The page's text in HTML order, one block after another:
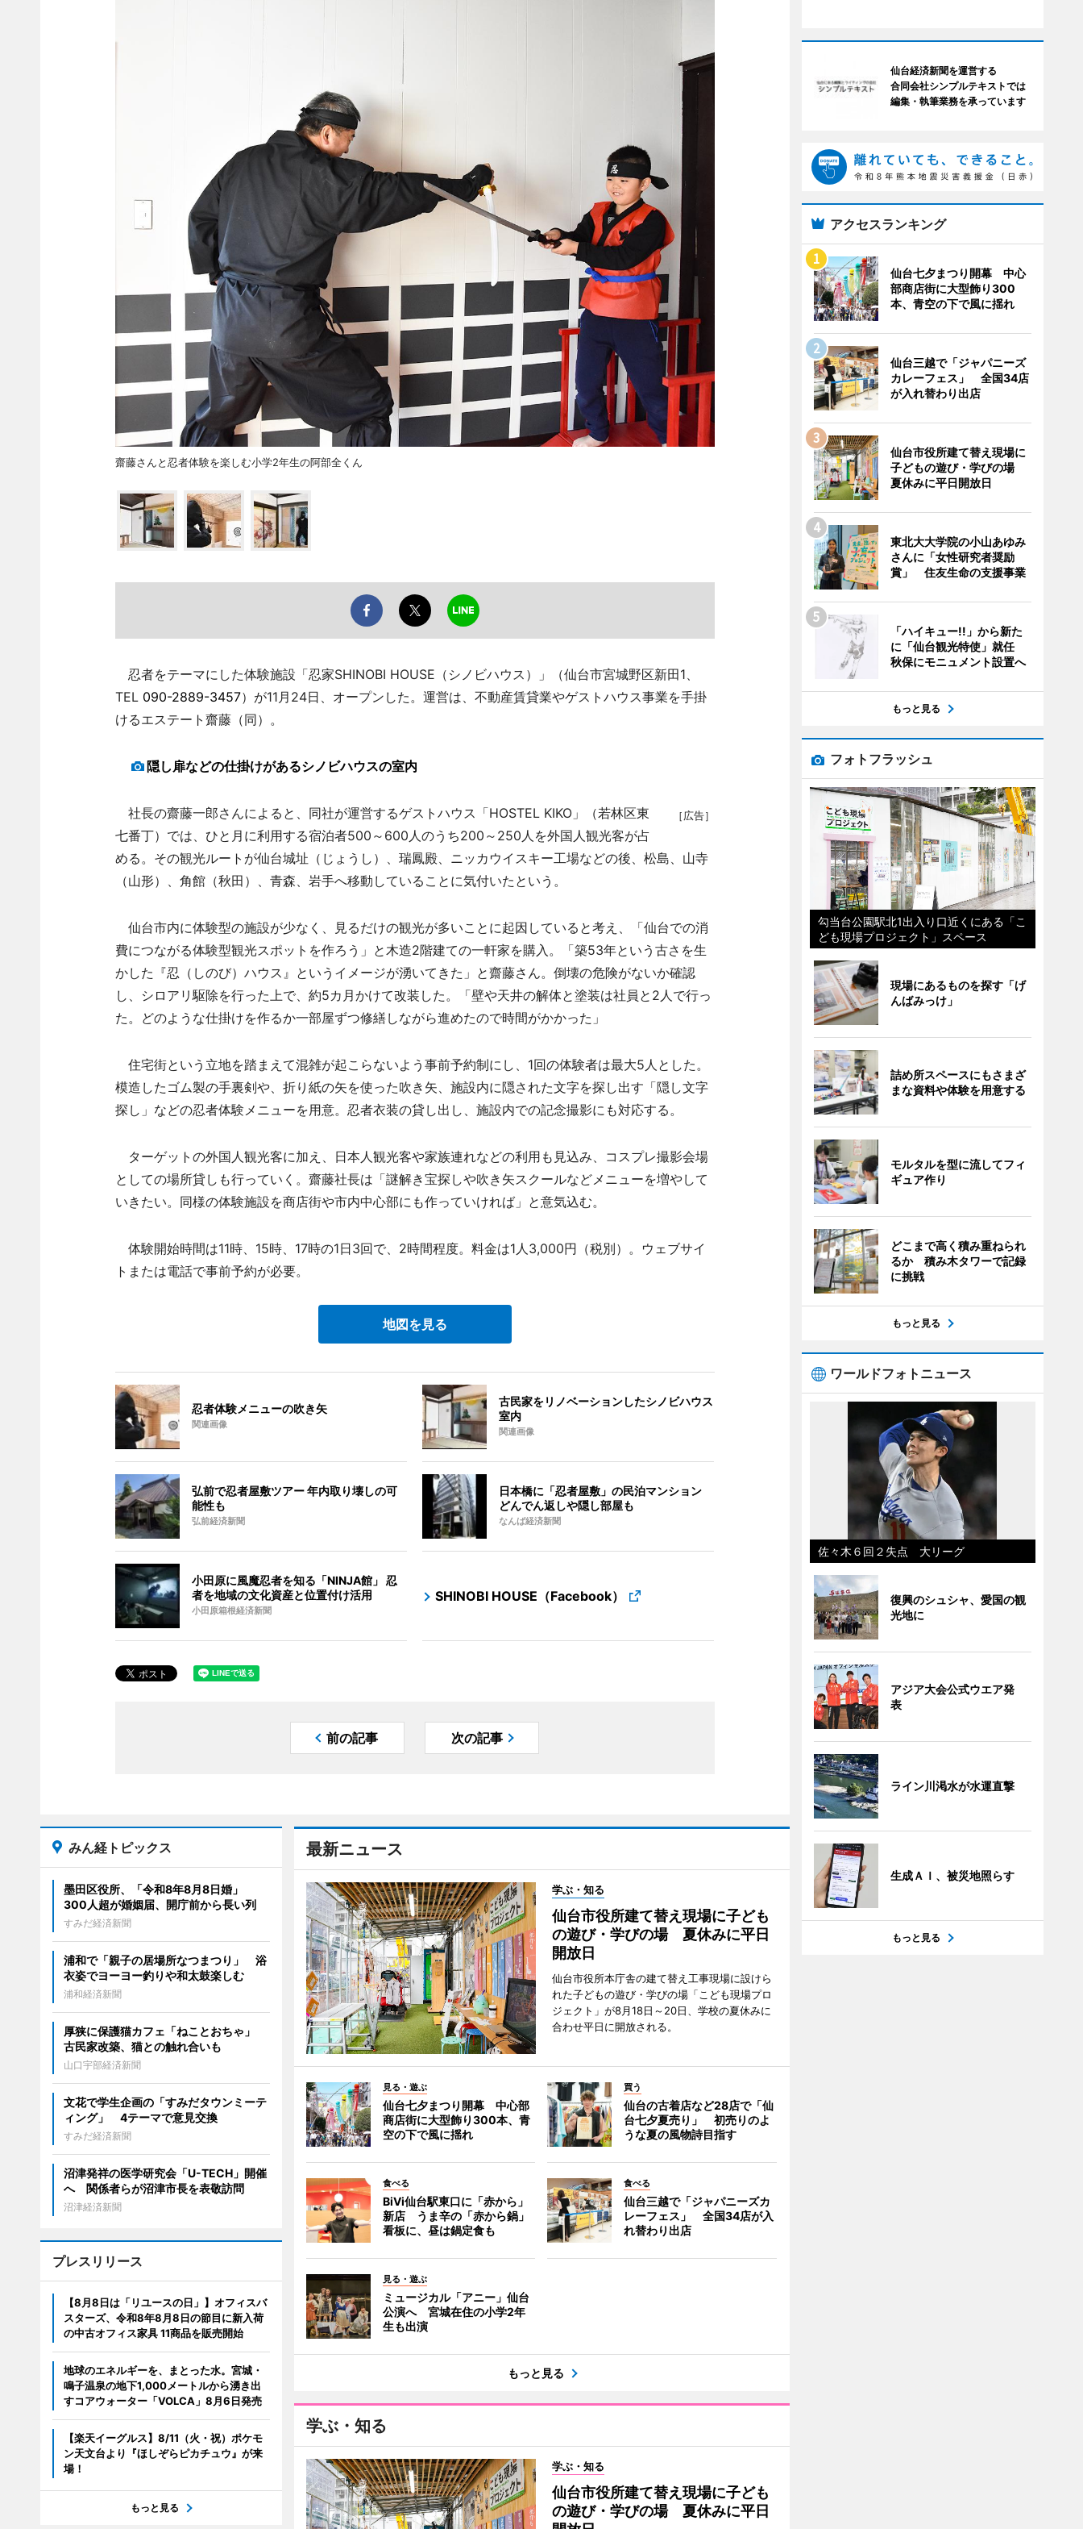
齋藤さんと忍者体験を楽しむ小学2年生の阿部全くん
忍者をテーマにした体験施設「忍家SHINOBI HOUSE（シノビハウス）」（仙台市宮城野区新田1、
TEL 090-2889-3457）が11月24日、オープンした。運営は、不動産賃貸業やゲストハウス事業を手掛
けるエステート齋藤（同）。
隠し扉などの仕掛けがあるシノビハウスの室内
［広告］
社長の齋藤一郎さんによると、同社が運営するゲストハウス「HOSTEL KIKO」（若林区東
七番丁）では、ひと月に利用する宿泊者500～600人のうち200～250人を外国人観光客が占
める。その観光ルートが仙台城址（じょうし）、瑞鳳殿、ニッカウイスキー工場などの後、松島、山寺
（山形）、角館（秋田）、青森、岩手へ移動していることに気付いたという。
仙台市内に体験型の施設が少なく、見るだけの観光が多いことに起因していると考え、「仙台での消
費につながる体験型観光スポットを作ろう」と木造2階建ての一軒家を購入。「築53年という古さを生
かした『忍（しのび）ハウス』というイメージが湧いてきた」と齋藤さん。倒壊の危険がないか確認
し、シロアリ駆除を行った上で、約5カ月かけて改装した。「壁や天井の解体と塗装は社員と2人で行っ
た。どのような仕掛けを作るか一部屋ずつ修繕しながら進めたので時間がかかった」
住宅街という立地を踏まえて混雑が起こらないよう事前予約制にし、1回の体験者は最大5人とした。
模造したゴム製の手裏剣や、折り紙の矢を使った吹き矢、施設内に隠された文字を探し出す「隠し文字
探し」などの忍者体験メニューを用意。忍者衣装の貸し出し、施設内での記念撮影にも対応する。
ターゲットの外国人観光客に加え、日本人観光客や家族連れなどの利用も見込み、コスプレ撮影会場
としての場所貸しも行っていく。齋藤社長は「謎解き宝探しや吹き矢スクールなどメニューを増やして
いきたい。同様の体験施設を商店街や市内中心部にも作っていければ」と意気込む。
体験開始時間は11時、15時、17時の1日3回で、2時間程度。料金は1人3,000円（税別）。ウェブサイ
トまたは電話で事前予約が必要。
地図を見る
忍者体験メニューの吹き矢
関連画像
古民家をリノベーションしたシノビハウス
室内
関連画像
弘前で忍者屋敷ツアー 年内取り壊しの可
能性も
弘前経済新聞
日本橋に「忍者屋敷」の民泊マンション
どんでん返しや隠し部屋も
なんば経済新聞
小田原に風魔忍者を知る「NINJA館」 忍
者を地域の文化資産と位置付け活用
小田原箱根経済新聞
SHINOBI HOUSE（Facebook）
前の記事 次の記事
最新ニュース
学ぶ・知る
仙台市役所建て替え現場に子ども
の遊び・学びの場 夏休みに平日
開放日
仙台市役所本庁舎の建て替え工事現場に設けら
れた子どもの遊び・学びの場「こども現場プロ
ジェクト」が8月18日～20日、学校の夏休みに
合わせ平日に開放される。
見る・遊ぶ
仙台七夕まつり開幕 中心部
商店街に大型飾り300本、青
空の下で風に揺れ
買う
仙台の古着店など28店で「仙
台七夕夏売り」 初売りのよ
うな夏の風物詩目指す
食べる
BiVi仙台駅東口に「赤から」
新店 うま辛の「赤から鍋」
看板に、昼は鍋定食も
食べる
仙台三越で「ジャパニーズカ
レーフェス」 全国34店が入
れ替わり出店
見る・遊ぶ
ミュージカル「アニー」仙台
公演へ 宮城在住の小学2年
生も出演
もっと見る
学ぶ・知る
学ぶ・知る
仙台市役所建て替え現場に子ども
の遊び・学びの場 夏休みに平日
みん経トピックス
墨田区役所、「令和8年8月8日婚」
300人超が婚姻届、開庁前から長い列
すみだ経済新聞
浦和で「親子の居場所なつまつり」 浴
衣姿でヨーヨー釣りや和太鼓楽しむ
浦和経済新聞
厚狭に保護猫カフェ「ねことおちゃ」
古民家改築、猫との触れ合いも
山口宇部経済新聞
文花で学生企画の「すみだタウンミーテ
ィング」 4テーマで意見交換
すみだ経済新聞
沼津発祥の医学研究会「U-TECH」開催
へ 関係者らが沼津市長を表敬訪問
沼津経済新聞
プレスリリース
【8月8日は「リユースの日」】オフィスバ
スターズ、令和8年8月8日の節目に新入荷
の中古オフィス家具 11商品を販売開始
地球のエネルギーを、まとった水。宮城・
鳴子温泉の地下1,000メートルから湧き出
すコアウォーター「VOLCA」8月6日発売
【楽天イーグルス】8/11（火・祝）ポケモ
ン天文台より『ほしぞらピカチュウ』が来
場！
もっと見る
仙台経済新聞を運営する
合同会社シンプルテキストでは
編集・執筆業務を承っています
アクセスランキング
仙台七夕まつり開幕 中心
部商店街に大型飾り300
本、青空の下で風に揺れ
仙台三越で「ジャパニーズ
カレーフェス」 全国34店
が入れ替わり出店
仙台市役所建て替え現場に
子どもの遊び・学びの場
夏休みに平日開放日
東北大大学院の小山あゆみ
さんに「女性研究者奨励
賞」 住友生命の支援事業
「ハイキュー!!」から新た
に「仙台観光特使」就任
秋保にモニュメント設置へ
もっと見る
フォトフラッシュ
勾当台公園駅北1出入り口近くにある「こ
ども現場プロジェクト」スペース
現場にあるものを探す「げ
んばみっけ」
詰め所スペースにもさまざ
まな資料や体験を用意する
モルタルを型に流してフィ
ギュア作り
どこまで高く積み重ねられ
るか 積み木タワーで記録
に挑戦
もっと見る
ワールドフォトニュース
佐々木６回２失点 大リーグ
復興のシュシャ、愛国の観
光地に
アジア大会公式ウエア発
表
ライン川渇水が水運直撃
生成ＡＩ、被災地照らす
もっと見る